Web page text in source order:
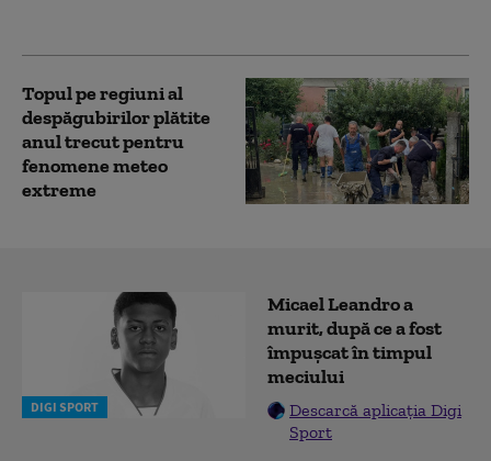
Topul pe regiuni al
despăgubirilor plătite
anul trecut pentru
fenomene meteo
extreme
DIGI SPORT
Micael Leandro a
murit, după ce a fost
împușcat în timpul
meciului
Descarcă aplicația Digi
Sport